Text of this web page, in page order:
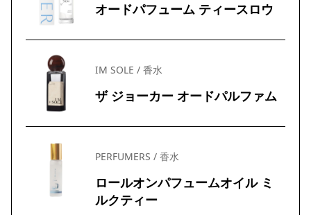
オードパフューム ティースロウ
IM SOLE / 香水
ザ ジョーカー オードパルファム
PERFUMERS / 香水
ロールオンパフュームオイル ミ
ルクティー